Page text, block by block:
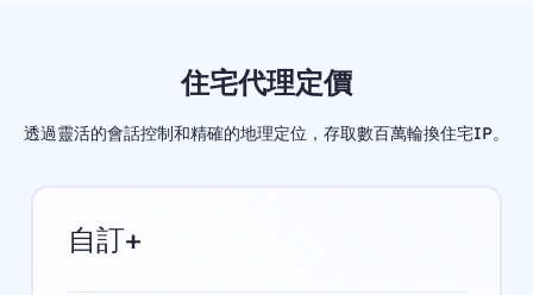
住宅代理定價
透過靈活的會話控制和精確的地理定位，存取數百萬輪換住宅IP。
自訂+